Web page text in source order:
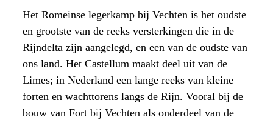
Het Romeinse legerkamp bij Vechten is het oudste
en grootste van de reeks versterkingen die in de
Rijndelta zijn aangelegd, en een van de oudste van
ons land. Het Castellum maakt deel uit van de
Limes; in Nederland een lange reeks van kleine
forten en wachttorens langs de Rijn. Vooral bij de
bouw van Fort bij Vechten als onderdeel van de